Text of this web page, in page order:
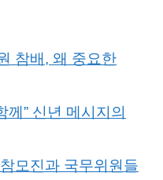
참배, 왜 중요한
께” 신년 메시지의
모진과 국무위원들